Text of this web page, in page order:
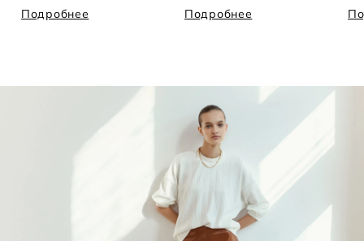
Подробнее
Подробнее